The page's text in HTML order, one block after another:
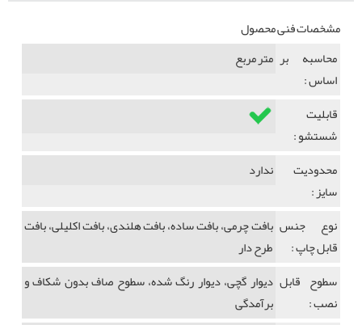
مشخصات فنی محصول
محاسبه بر
اساس :
متر مربع
قابلیت
شستشو :
محدودیت
سایز :
ندارد
نوع جنس
قابل چاپ :
بافت چرمی، بافت ساده، بافت هلندی، بافت اکلیلی، بافت
طرح دار
سطوح قابل
نصب :
دیوار گچی، دیوار رنگ شده، سطوح صاف بدون شکاف و
برآمدگی